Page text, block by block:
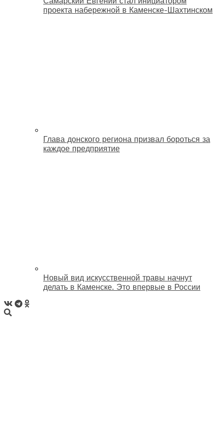
проекта набережной в Каменске-Шахтинском
Глава донского региона призвал бороться за
каждое предприятие
Новый вид искусственной травы начнут
делать в Каменске. Это впервые в России